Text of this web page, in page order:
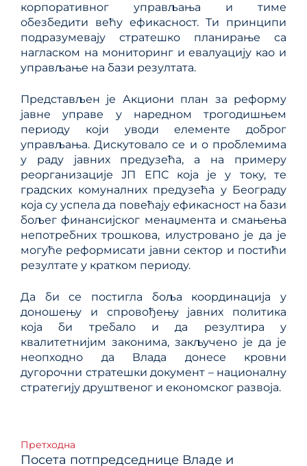
корпоративног управљања и тиме
обезбедити већу ефикасност. Ти принципи
подразумевају стратешко планирање са
нагласком на мониторинг и евалуацију као и
управљање на бази резултата.
Представљен је Акциони план за реформу
јавне управе у наредном трогодишњем
периоду који уводи елементе доброг
управљања. Дискутовало се и о проблемима
у раду јавних предузећа, а на примеру
реорганизације ЈП ЕПС која је у току, те
градских комуналних предузећа у Београду
која су успела да повећају ефикасност на бази
бољег финансијског менаџмента и смањења
непотребних трошкова, илустровано је да је
могуће реформисати јавни сектор и постићи
резултате у кратком периоду.
Да би се постигла боља координација у
доношењу и спровођењу јавних политика
која би требало и да резултира у
квалитетнијим законима, закључено је да је
неопходно да Влада донесе кровни
дугорочни стратешки документ – националну
стратегију друштвеног и економског развоја.
Кретање
Претходна
Посета потпредседнице Владе и